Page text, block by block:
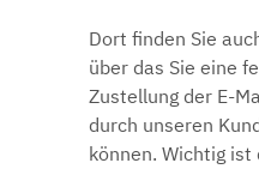
Dort finden Sie
über das Sie eine
Zustellung der E-
durch unseren
können. Wichtig ist